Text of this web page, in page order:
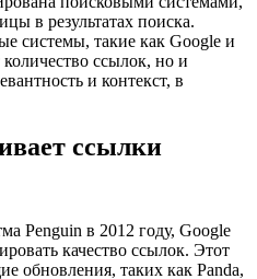
в результатах поиска.
системы, такие как Google и
ссылок, но и
и контекст, в
ссылки
Penguin в 2012 году, Google
качество ссылок. Этот
обновления, таких как Panda,